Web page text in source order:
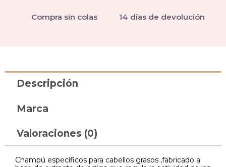
Compra sin colas 14 días de devolución
Descripción
Marca
Valoraciones (0)
Champú específicos para cabellos grasos ,fabricado a